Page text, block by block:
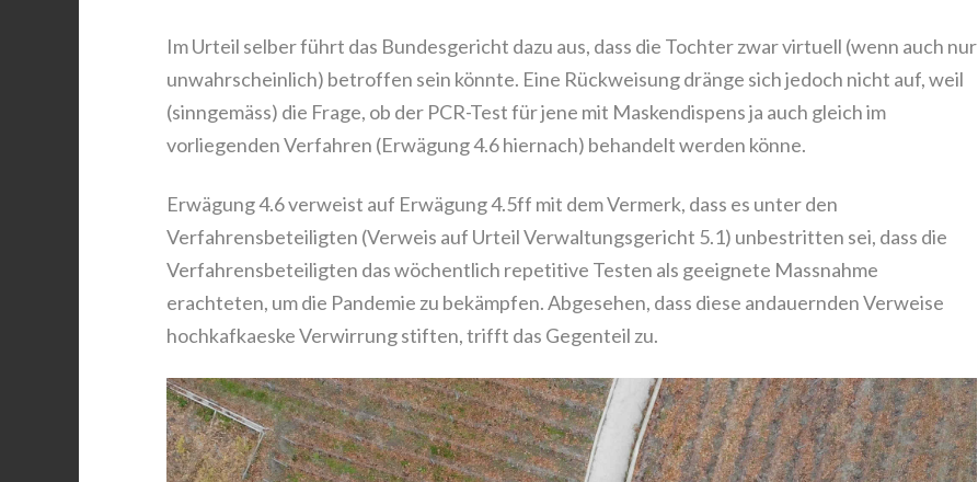
Im Urteil selber führt das Bundesgericht dazu aus, dass die Tochter zwar virtuell (wenn auch nur
unwahrscheinlich) betroffen sein könnte. Eine Rückweisung dränge sich jedoch nicht auf, weil
(sinngemäss) die Frage, ob der PCR-Test für jene mit Maskendispens ja auch gleich im
vorliegenden Verfahren (Erwägung 4.6 hiernach) behandelt werden könne.
Erwägung 4.6 verweist auf Erwägung 4.5ff mit dem Vermerk, dass es unter den
Verfahrensbeteiligten (Verweis auf Urteil Verwaltungsgericht 5.1) unbestritten sei, dass die
Verfahrensbeteiligten das wöchentlich repetitive Testen als geeignete Massnahme
erachteten, um die Pandemie zu bekämpfen. Abgesehen, dass diese andauernden Verweise
hochkafkaeske Verwirrung stiften, trifft das Gegenteil zu.